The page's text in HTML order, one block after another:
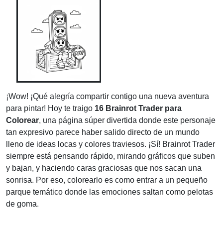
¡Wow! ¡Qué alegría compartir contigo una nueva aventura
para pintar! Hoy te traigo 16 Brainrot Trader para
Colorear, una página súper divertida donde este personaje
tan expresivo parece haber salido directo de un mundo
lleno de ideas locas y colores traviesos. ¡Sí! Brainrot Trader
siempre está pensando rápido, mirando gráficos que suben
y bajan, y haciendo caras graciosas que nos sacan una
sonrisa. Por eso, colorearlo es como entrar a un pequeño
parque temático donde las emociones saltan como pelotas
de goma.